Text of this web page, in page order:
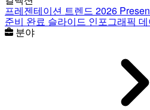
프레젠테이션 트렌드 2026
준비 완료 슬라이드 인포그래픽
분야